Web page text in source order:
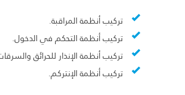
تركيب أنظمة المراقبة.
تركيب أنظمة التحكم في الدخول.
تركيب أنظمة الإنذار للحرائق
تركيب أنظمة الإنتركم.